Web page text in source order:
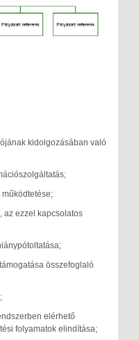
kidolgozásában való
az ezzel kapcsolatos
összefoglaló
elérhető
folyamatok elindítása;